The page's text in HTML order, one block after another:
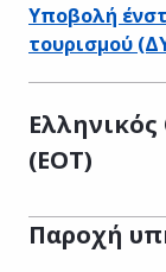
Υποβολή
τουρισμού
(ΕΟΤ)
Παροχή